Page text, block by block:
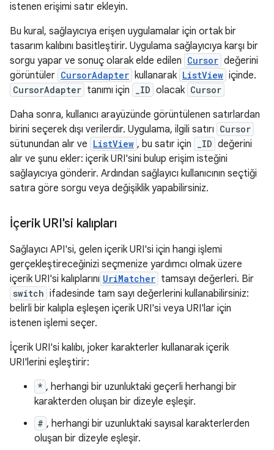
istenen erişimi satır ekleyin.
Bu kural, sağlayıcıya erişen uygulamalar için ortak bir
tasarım kalıbını basitleştirir. Uygulama sağlayıcıya karşı bir
sorgu yapar ve sonuç olarak elde edilen Cursor değerini
görüntüler CursorAdapter kullanarak ListView içinde.
CursorAdapter tanımı için _ID olacak Cursor
Daha sonra, kullanıcı arayüzünde görüntülenen satırlardan
birini seçerek dışı verilerdir. Uygulama, ilgili satırı Cursor
sütunundan alır ve ListView , bu satır için _ID değerini
alır ve şunu ekler: içerik URI'sini bulup erişim isteğini
sağlayıcıya gönderir. Ardından sağlayıcı kullanıcının seçtiği
satıra göre sorgu veya değişiklik yapabilirsiniz.
İçerik URI'si kalıpları
Sağlayıcı API'si, gelen içerik URI'si için hangi işlemi
gerçekleştireceğinizi seçmenize yardımcı olmak üzere
içerik URI'si kalıplarını UriMatcher tamsayı değerleri. Bir
switch ifadesinde tam sayı değerlerini kullanabilirsiniz:
belirli bir kalıpla eşleşen içerik URI'si veya URI'lar için
istenen işlemi seçer.
İçerik URI'si kalıbı, joker karakterler kullanarak içerik
URI'lerini eşleştirir:
* , herhangi bir uzunluktaki geçerli herhangi bir
karakterden oluşan bir dizeyle eşleşir.
# , herhangi bir uzunluktaki sayısal karakterlerden
oluşan bir dizeyle eşleşir.